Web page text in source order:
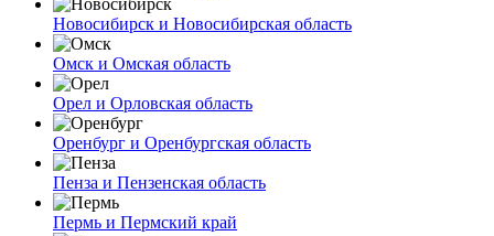
Новосибирск и Новосибирская область
Омск и Омская область
Орел и Орловская область
Оренбург и Оренбургская область
Пенза и Пензенская область
Пермь и Пермский край